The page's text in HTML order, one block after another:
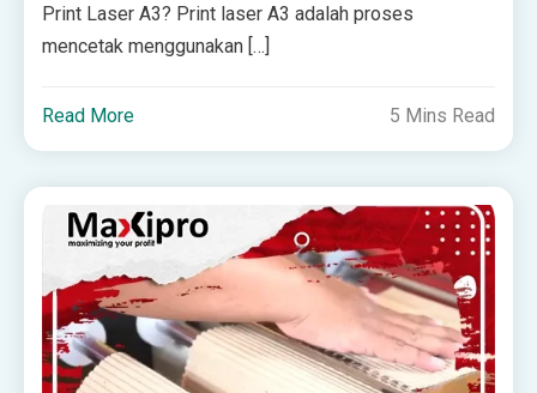
Print Laser A3? Print laser A3 adalah proses
mencetak menggunakan […]
Read More 5 Mins Read